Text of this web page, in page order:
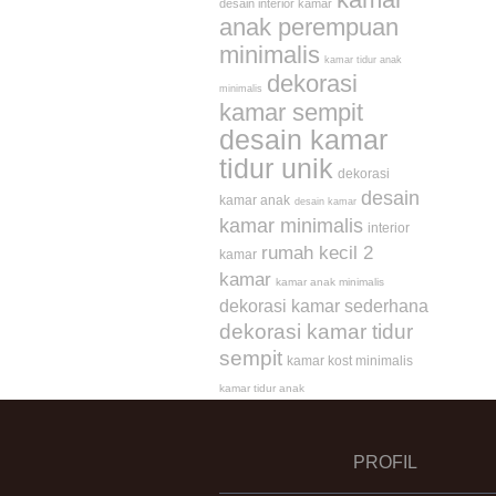
desain interior kamar
anak perempuan
minimalis kamar tidur anak
minimalis dekorasi
kamar sempit
desain kamar
tidur unik dekorasi
kamar anak desain kamar desain
kamar minimalis interior
kamar rumah kecil 2
kamar kamar anak minimalis
dekorasi kamar sederhana
dekorasi kamar tidur
sempit kamar kost minimalis
kamar tidur anak
PROFIL